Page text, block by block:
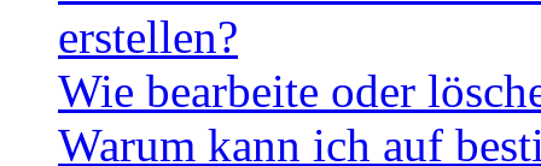
erstellen?
Wie bearbeite oder
Warum kann ich auf